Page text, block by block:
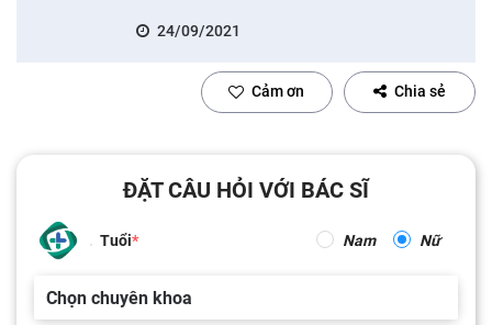
24/09/2021
Cảm ơn Chia sẻ
ĐẶT CÂU HỎI VỚI BÁC SĨ
Tuổi Nam Nữ
Chọn chuyên khoa